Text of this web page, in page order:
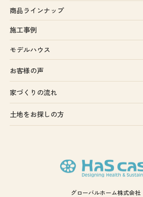
商品ラインナップ
施工事例
モデルハウス
お客様の声
家づくりの流れ
土地をお探しの方
グローバルホーム株式会社